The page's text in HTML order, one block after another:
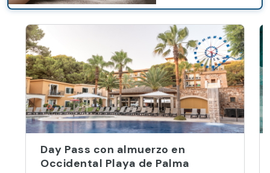
Day Pass con almuerzo en
Occidental Playa de Palma